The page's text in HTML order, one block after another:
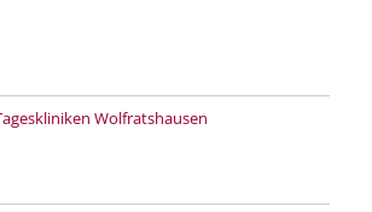
Wolfratshausen